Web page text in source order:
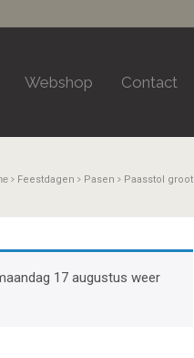
Webshop Contact
Feestdagen Pasen Paasstol groot
17 augustus weer